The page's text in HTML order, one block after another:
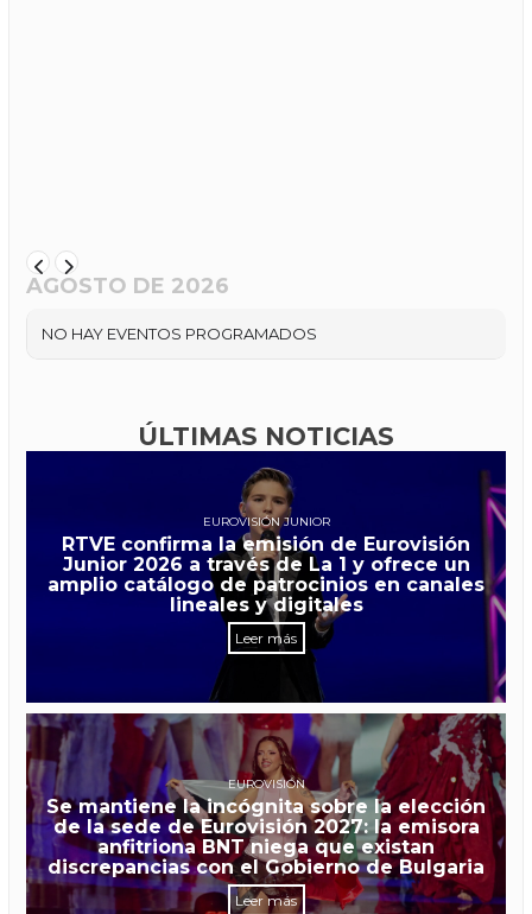
AGOSTO DE 2026
NO HAY EVENTOS PROGRAMADOS
ÚLTIMAS NOTICIAS
EUROVISIÓN JUNIOR
RTVE confirma la emisión de Eurovisión
Junior 2026 a través de La 1 y ofrece un
amplio catálogo de patrocinios en canales
lineales y digitales
Leer más
EUROVISIÓN
Se mantiene la incógnita sobre la elección
de la sede de Eurovisión 2027: la emisora
anfitriona BNT niega que existan
discrepancias con el Gobierno de Bulgaria
Leer más